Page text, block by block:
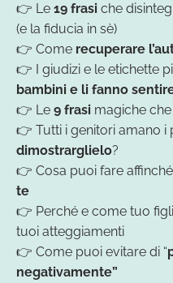
👉 Le 19 frasi che
(e la fiducia in sè)
👉 Come recuperare
👉 I giudizi e le etichette
bambini e li fanno
👉 Le 9 frasi magiche
👉 Tutti i genitori amano i
dimostrarglielo?
👉 Cosa puoi fare
te
👉 Perché e come tuo
tuoi atteggiamenti
👉 Come puoi evitare di “
negativamente”